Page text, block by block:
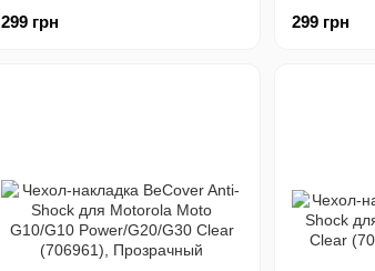
299 грн
299 грн